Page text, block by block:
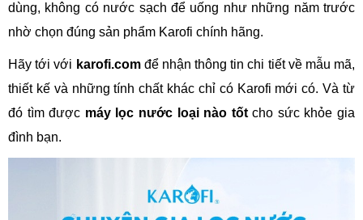
dùng, không có nước sạch để uống như những năm trước
nhờ chọn đúng sản phẩm Karofi chính hãng.
Hãy tới với karofi.comđể nhận thông tin chi tiết về mẫu mã,
thiết kế và những tính chất khác chỉ có Karofi mới có. Và từ
đó tìm được máy lọc nước loại nào tốtcho sức khỏe gia
đình bạn.